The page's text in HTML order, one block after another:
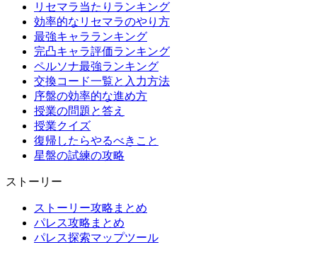
リセマラ当たりランキング
効率的なリセマラのやり方
最強キャラランキング
完凸キャラ評価ランキング
ペルソナ最強ランキング
交換コード一覧と入力方法
序盤の効率的な進め方
授業の問題と答え
授業クイズ
復帰したらやるべきこと
星盤の試練の攻略
ストーリー
ストーリー攻略まとめ
パレス攻略まとめ
パレス探索マップツール